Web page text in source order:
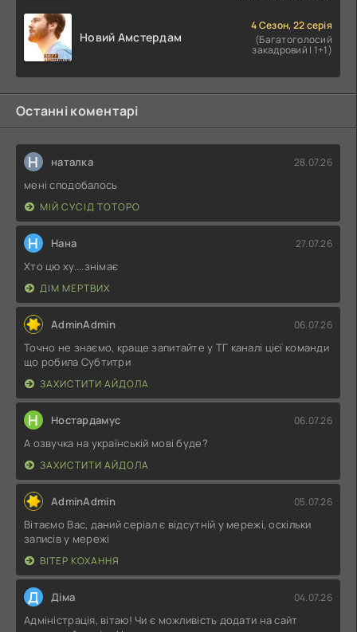
Новий Амстердам
4 Сезон, 22 серія
(Багатоголосий
закадровий | 1+1)
Останні коментарі
Н наталка 28.07.26
мені сподобалось
МІЙ СУСІД ТОТОРО
Н Нана 27.07.26
Хто цю ху....знімає
ДІМ МЕРТВИХ
AdminAdmin 06.07.26
Точно не знаємо, краще запитайте у ТГ каналі цієї команди
що робила Субтитри
ЗАХИСТИТИ АЙДОЛА
Н Ностардамус 06.07.26
А озвучка на українській мові буде?
ЗАХИСТИТИ АЙДОЛА
AdminAdmin 05.07.26
Вітаємо Вас, даний серіал є відсутній у мережі, оскільки
записів у мережі
ВІТЕР КОХАННЯ
Д Діма 04.07.26
Адміністрація, вітаю! Чи є можливість додати на сайт